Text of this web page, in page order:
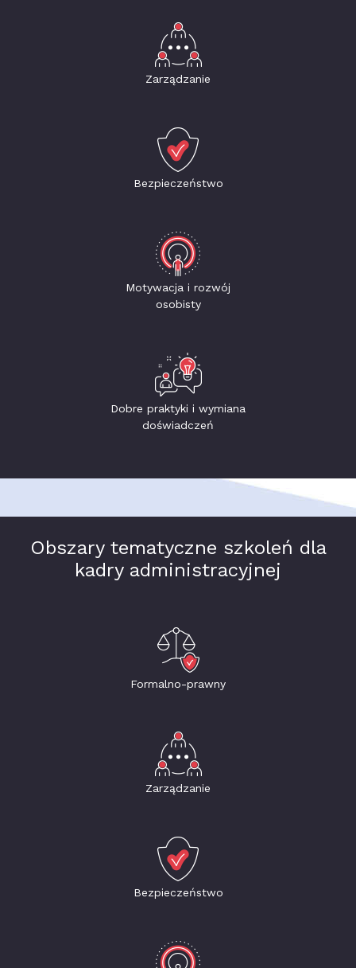
Zarządzanie
Bezpieczeństwo
Motywacja i rozwój
osobisty
Dobre praktyki i wymiana
doświadczeń
Obszary tematyczne szkoleń dla
kadry administracyjnej
Formalno-prawny
Zarządzanie
Bezpieczeństwo